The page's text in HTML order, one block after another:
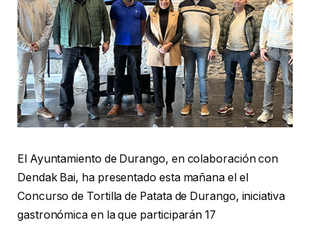
El Ayuntamiento de Durango, en colaboración con
Dendak Bai, ha presentado esta mañana el eI
Concurso de Tortilla de Patata de Durango, iniciativa
gastronómica en la que participarán 17